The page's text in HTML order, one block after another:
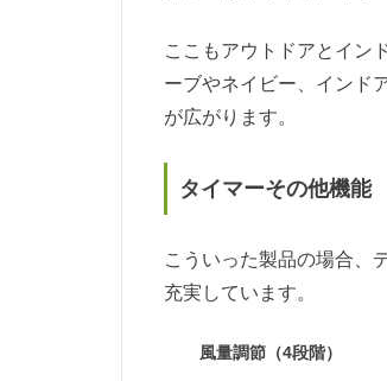
ここもアウトドアとイン
ーブやネイビー、インド
が広がります。
タイマーその他機能
こういった製品の場合、
充実しています。
風量調節（4段階）